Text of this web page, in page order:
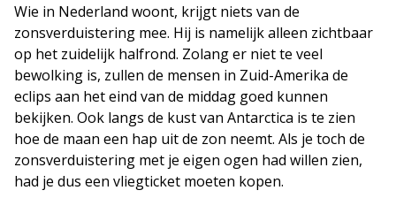
Wie in Nederland woont, krijgt niets van de
zonsverduistering mee. Hij is namelijk alleen zichtbaar
op het zuidelijk halfrond. Zolang er niet te veel
bewolking is, zullen de mensen in Zuid-Amerika de
eclips aan het eind van de middag goed kunnen
bekijken. Ook langs de kust van Antarctica is te zien
hoe de maan een hap uit de zon neemt. Als je toch de
zonsverduistering met je eigen ogen had willen zien,
had je dus een vliegticket moeten kopen.